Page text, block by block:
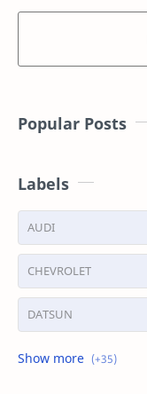
Popular Posts
Labels
AUDI
CHEVROLET
DATSUN
FORD